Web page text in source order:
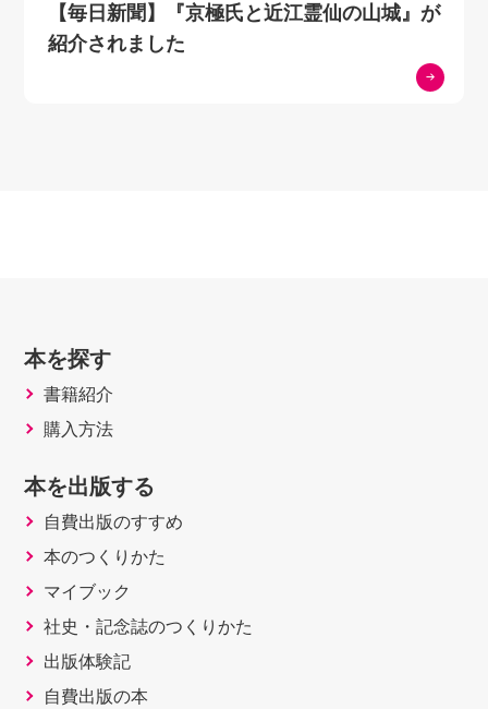
【毎日新聞】『京極氏と近江霊仙の山城』が
紹介されました
本を探す
書籍紹介
購入方法
本を出版する
自費出版のすすめ
本のつくりかた
マイブック
社史・記念誌のつくりかた
出版体験記
自費出版の本